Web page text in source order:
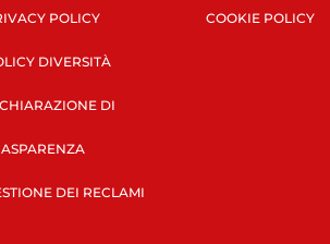
POLICY
DIVERSITÀ
DI
DEI RECLAMI
COOKIE POLICY